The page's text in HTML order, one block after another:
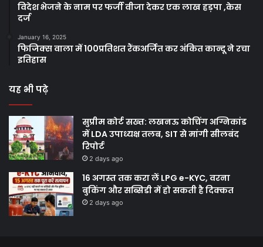
विदेश भेजने के नाम पर फर्जी वीजा देकर एक लाख हड़पा ,केस
दर्ज
January 16, 2025
फिजिक्स वाला में 100प्रतिशत रैंकअर्जित कर अंकित कान्दू ने रचा
इतिहास
यह भी पढ़े
सुप्रीम कोर्ट सख्त: लखनऊ कोचिंग अग्निकांड
में LDA उपाध्यक्ष तलब, SIT से मांगी सीलबंद
रिपोर्ट
2 days ago
16 अगस्त तक करा लें LPG e-KYC, वरना
बुकिंग और सब्सिडी में हो सकती है दिक्कत
2 days ago